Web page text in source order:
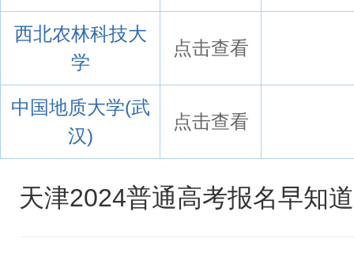
西北农林科技大
学
点击查看
中国地质大学(武
汉)
点击查看
天津2024普通高考报名早知